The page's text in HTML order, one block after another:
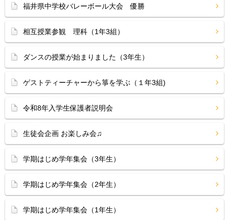
福井県中学校バレーボール大会 優勝
相互授業参観 理科（1年3組）
ダンスの授業が始まりました（3年生）
ゲストティーチャーから箏を学ぶ（１年3組)
令和8年入学生保護者説明会
生徒会企画 お楽しみ会♫
学期はじめ学年集会（3年生）
学期はじめ学年集会（2年生）
学期はじめ学年集会（1年生）